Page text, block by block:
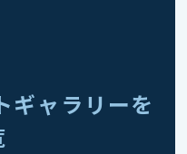
ギャラリーを